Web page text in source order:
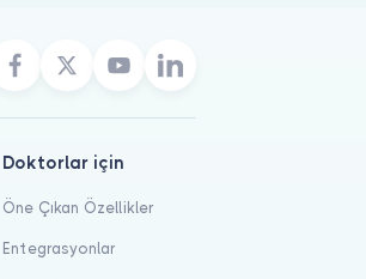
Doktorlar için
Öne Çıkan Özellikler
Entegrasyonlar